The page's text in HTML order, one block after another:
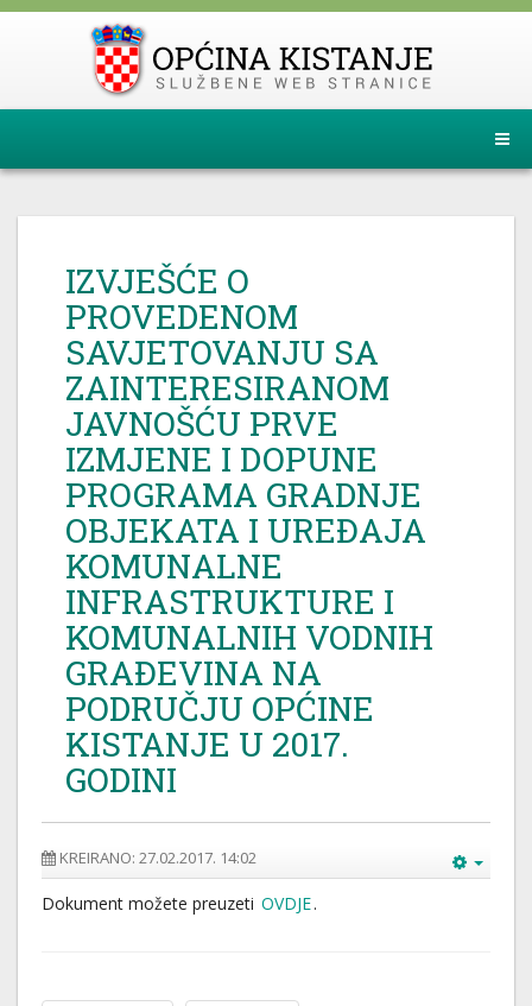
IZVJEŠĆE O
PROVEDENOM
SAVJETOVANJU SA
ZAINTERESIRANOM
JAVNOŠĆU PRVE
IZMJENE I DOPUNE
PROGRAMA GRADNJE
OBJEKATA I UREĐAJA
KOMUNALNE
INFRASTRUKTURE I
KOMUNALNIH VODNIH
GRAĐEVINA NA
PODRUČJU OPĆINE
KISTANJE U 2017.
GODINI
KREIRANO: 27.02.2017. 14:02
Dokument možete preuzeti OVDJE.